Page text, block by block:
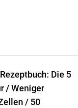
Die 5
/ Weniger
/ 50